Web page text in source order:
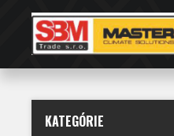
KATEGÓRIE